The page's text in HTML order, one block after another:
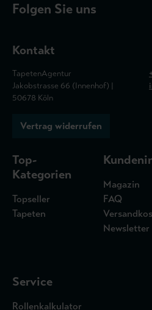
Folgen Sie uns
Kontakt
TapetenAgentur
Jakobstrasse 66 (Innenhof) |
50678 Köln
Vertrag widerrufen
Top-
Kategorien
Topseller
Tapeten
Magazin
FAQ
Newsletter
Service
Rollenkalkulator